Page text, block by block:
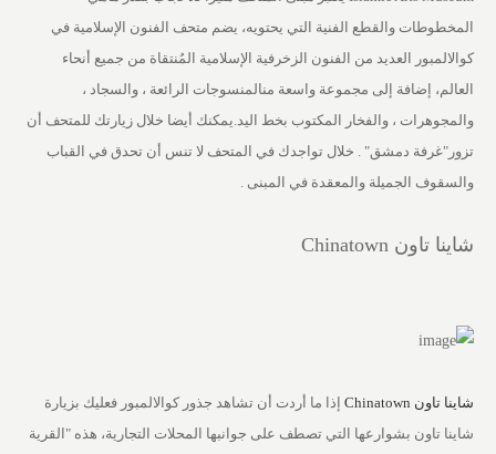
المخطوطات والقطع الفنية التي يحتويه، يضم متحف الفنون الإسلامية في
كوالالمبور العديد من الفنون الزخرفية الإسلامية المُنتقاة من جميع أنحاء
العالم، إضافة إلى مجموعة واسعة منالمنسوجات الرائعة ، والسجاد ،
والمجوهرات ، والفخار المكتوب بخط اليد.يمكنك أيضا خلال زيارتك للمتحف أن
تزور"غرفة دمشق" . خلال تواجدك في المتحف لا تنس أن تحدق في القباب
والسقوف الجميلة والمعقدة في المبنى .
شاينا تاون Chinatown
شاينا تاون Chinatown
إذا ما أردت أن تشاهد جذور كوالالمبور فعليك بزيارة
شاينا تاون بشوارعها التي تصطف على جوانبها المحلات التجارية، هذه "القرية